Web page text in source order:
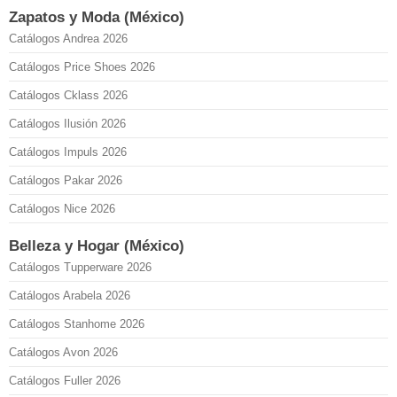
Zapatos y Moda (México)
Catálogos Andrea 2026
Catálogos Price Shoes 2026
Catálogos Cklass 2026
Catálogos Ilusión 2026
Catálogos Impuls 2026
Catálogos Pakar 2026
Catálogos Nice 2026
Belleza y Hogar (México)
Catálogos Tupperware 2026
Catálogos Arabela 2026
Catálogos Stanhome 2026
Catálogos Avon 2026
Catálogos Fuller 2026